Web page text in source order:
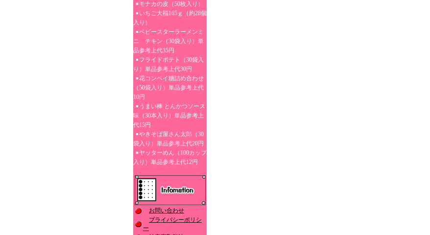
モナカの皮（50枚入り）
いちご大福165ｇ（約28個
入り）
ベビースターラーメンミ
ニ チキン（30袋入り）単
品参考上代35円
フライドポテト（30袋入
り）単品参考上代30円
花コンペイ糖詰め合わせ
（50袋入り）単品参考上代
10円
うまい棒 とんかつソース
味（30本入り）単品参考上
代15円
やきそば屋さん太郎（30
袋入り）単品参考上代20円
ヤッターめん（100カップ
入り）単品参考上代12円
お問い合わせ
プライバシーポリシ
ー